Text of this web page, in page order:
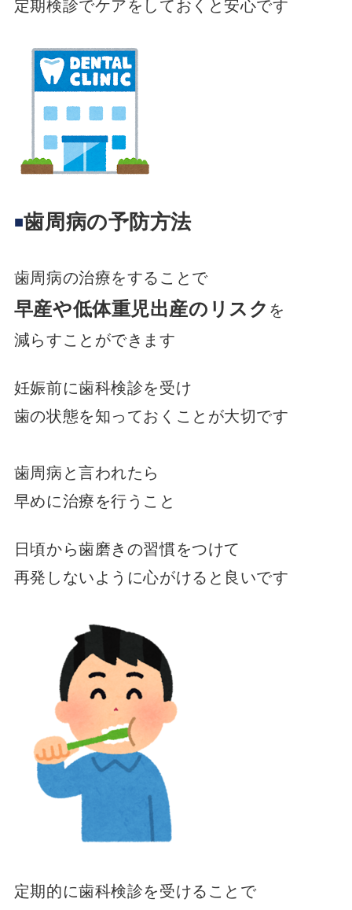
定期検診でケアをしておくと安心です
歯周病の予防方法
歯周病の治療をすることで
早産や低体重児出産のリスク を
減らすことができます
妊娠前に歯科検診を受け
歯の状態を知っておくことが大切です
歯周病と言われたら
早めに治療を行うこと
日頃から歯磨きの習慣をつけて
再発しないように心がけると良いです
定期的に歯科検診を受けることで